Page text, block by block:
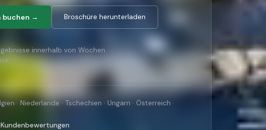
buchen → Broschüre herunterladen
innerhalb von Wochen
· Niederlande · Tschechien · Ungarn · Österreich ·